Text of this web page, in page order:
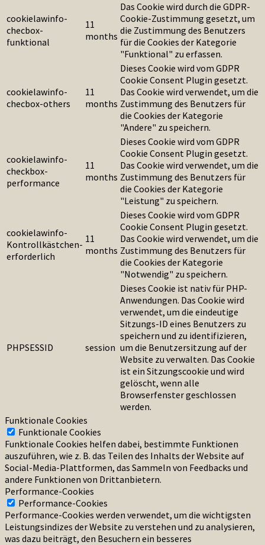
cookielawinfo-
checbox-
funktional
11
months
Das Cookie wird durch die GDPR-
Cookie-Zustimmung gesetzt, um
die Zustimmung des Benutzers
für die Cookies der Kategorie
"Funktional" zu erfassen.
cookielawinfo-
checbox-others
11
months
Dieses Cookie wird vom GDPR
Cookie Consent Plugin gesetzt.
Das Cookie wird verwendet, um die
Zustimmung des Benutzers für
die Cookies der Kategorie
"Andere" zu speichern.
cookielawinfo-
checkbox-
performance
11
months
Dieses Cookie wird vom GDPR
Cookie Consent Plugin gesetzt.
Das Cookie wird verwendet, um die
Zustimmung des Benutzers für
die Cookies der Kategorie
"Leistung" zu speichern.
cookielawinfo-
Kontrollkästchen-
erforderlich
11
months
Dieses Cookie wird vom GDPR
Cookie Consent Plugin gesetzt.
Das Cookie wird verwendet, um die
Zustimmung des Benutzers für
die Cookies der Kategorie
"Notwendig" zu speichern.
PHPSESSID session
Dieses Cookie ist nativ für PHP-
Anwendungen. Das Cookie wird
verwendet, um die eindeutige
Sitzungs-ID eines Benutzers zu
speichern und zu identifizieren,
um die Benutzersitzung auf der
Website zu verwalten. Das Cookie
ist ein Sitzungscookie und wird
gelöscht, wenn alle
Browserfenster geschlossen
werden.
Funktionale Cookies
Funktionale Cookies
Funktionale Cookies helfen dabei, bestimmte Funktionen
auszuführen, wie z. B. das Teilen des Inhalts der Website auf
Social-Media-Plattformen, das Sammeln von Feedbacks und
andere Funktionen von Drittanbietern.
Performance-Cookies
Performance-Cookies
Performance-Cookies werden verwendet, um die wichtigsten
Leistungsindizes der Website zu verstehen und zu analysieren,
was dazu beiträgt, den Besuchern ein besseres